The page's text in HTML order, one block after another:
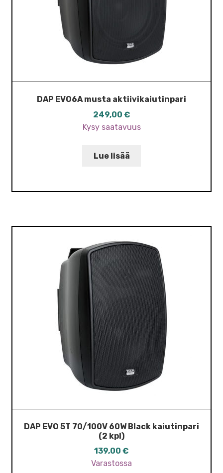
DAP EVO6A musta aktiivikaiutinpari
249,00 €
Kysy saatavuus
Lue lisää
DAP EVO 5T 70/100V 60W Black kaiutinpari
(2 kpl)
139,00 €
Varastossa